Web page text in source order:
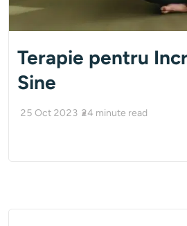
Terapie pentru
Sine
25 Oct 2023 24 minute read